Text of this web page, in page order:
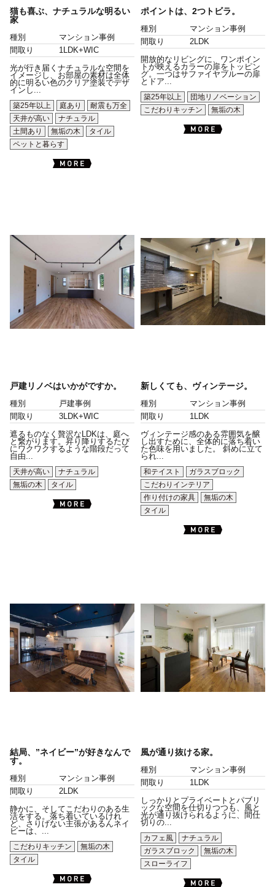
猫も喜ぶ、ナチュラルな明るい
家
種別
マンション事例
間取り
1LDK+WIC
光が行き届くナチュラルな空間を
イメージし、お部屋の素材は全体
的に明るい色のクリア塗装でデザ
インし...
築25年以上
庭あり
耐震も万全
天井が高い
ナチュラル
土間あり
無垢の木
タイル
ペットと暮らす
ポイントは、2つトビラ。
種別
マンション事例
間取り
2LDK
開放的なリビングに、ワンポイン
トが映えるカラーの扉をトッピン
グ。一つはサファイヤブルーの扉
とドア...
築25年以上
団地リノベーション
こだわりキッチン
無垢の木
戸建リノベはいかがですか。
種別
戸建事例
間取り
3LDK+WIC
遮るものなく贅沢なLDKは、庭へ
と繋がります。昇り降りするたび
にワクワクするような階段だって
自由...
天井が高い
ナチュラル
無垢の木
タイル
新しくても、ヴィンテージ。
種別
マンション事例
間取り
1LDK
ヴィンテージ感のある雰囲気を醸
し出すために、全体的に落ち着い
た色味を用いました。 斜めに立て
られ...
和テイスト
ガラスブロック
こだわりインテリア
作り付けの家具
無垢の木
タイル
結局、”ネイビー”が好きなんで
す。
種別
マンション事例
間取り
2LDK
静かに、そしてこだわりのある生
活をする。落ち着いているけれ
ど、さりげない主張があるんネイ
ビーは、...
こだわりキッチン
無垢の木
タイル
風が通り抜ける家。
種別
マンション事例
間取り
1LDK
しっかりとプライベートとパブリ
ックな空間を仕切りつつも、風と
光が通り抜けられるように、間仕
切りの...
カフェ風
ナチュラル
ガラスブロック
無垢の木
スローライフ